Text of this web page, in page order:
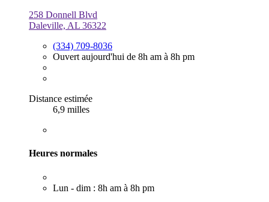
258 Donnell Blvd
Daleville, AL 36322
(334) 709-8036
Ouvert aujourd'hui de 8h am à 8h pm
Distance estimée
6,9 milles
Heures normales
Lun - dim : 8h am à 8h pm